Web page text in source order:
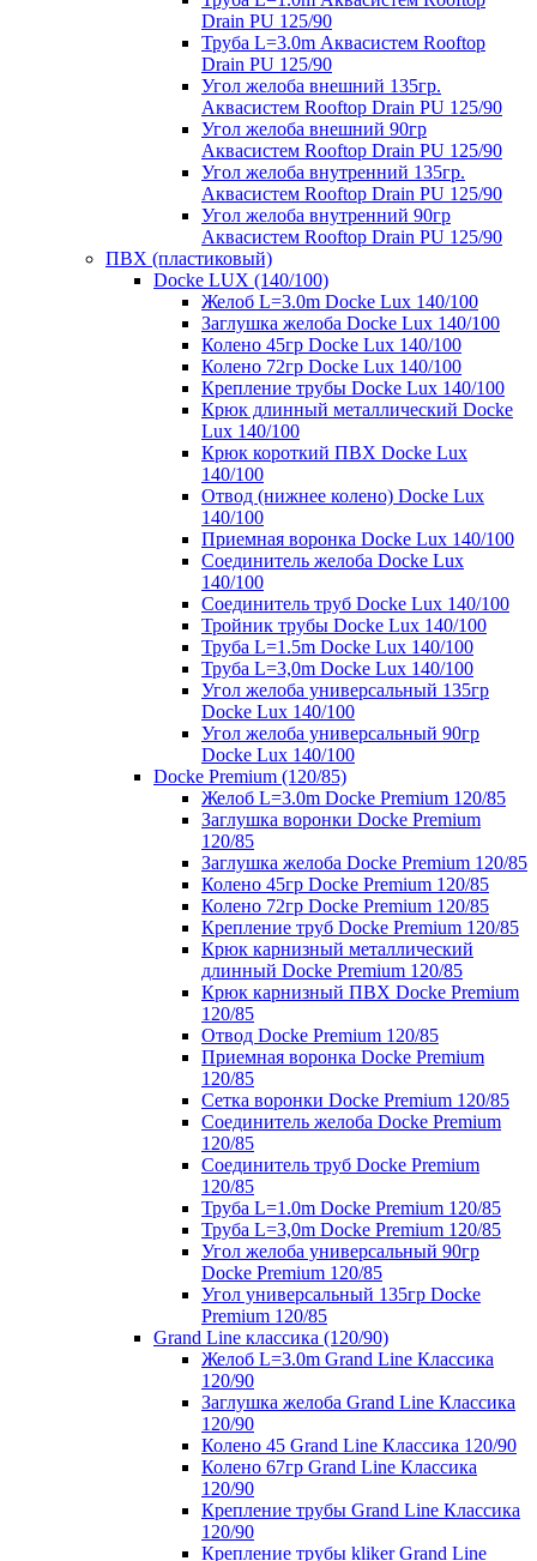
Drain PU 125/90
Труба L=3.0m Аквасистем Rooftop
Drain PU 125/90
Угол желоба внешний 135гр.
Аквасистем Rooftop Drain PU 125/90
Угол желоба внешний 90гр
Аквасистем Rooftop Drain PU 125/90
Угол желоба внутренний 135гр.
Аквасистем Rooftop Drain PU 125/90
Угол желоба внутренний 90гр
Аквасистем Rooftop Drain PU 125/90
ПВХ (пластиковый)
Docke LUX (140/100)
Желоб L=3.0m Docke Lux 140/100
Заглушка желоба Docke Lux 140/100
Колено 45гр Docke Lux 140/100
Колено 72гр Docke Lux 140/100
Крепление трубы Docke Lux 140/100
Крюк длинный металлический Docke
Lux 140/100
Крюк короткий ПВХ Docke Lux
140/100
Отвод (нижнее колено) Docke Lux
140/100
Приемная воронка Docke Lux 140/100
Соединитель желоба Docke Lux
140/100
Соединитель труб Docke Lux 140/100
Тройник трубы Docke Lux 140/100
Труба L=1.5m Docke Lux 140/100
Труба L=3,0m Docke Lux 140/100
Угол желоба универсальный 135гр
Docke Lux 140/100
Угол желоба универсальный 90гр
Docke Lux 140/100
Docke Premium (120/85)
Желоб L=3.0m Docke Premium 120/85
Заглушка воронки Docke Premium
120/85
Заглушка желоба Docke Premium 120/85
Колено 45гр Docke Premium 120/85
Колено 72гр Docke Premium 120/85
Крепление труб Docke Premium 120/85
Крюк карнизный металлический
длинный Docke Premium 120/85
Крюк карнизный ПВХ Docke Premium
120/85
Отвод Docke Premium 120/85
Приемная воронка Docke Premium
120/85
Сетка воронки Docke Premium 120/85
Соединитель желоба Docke Premium
120/85
Соединитель труб Docke Premium
120/85
Труба L=1.0m Docke Premium 120/85
Труба L=3,0m Docke Premium 120/85
Угол желоба универсальный 90гр
Docke Premium 120/85
Угол универсальный 135гр Docke
Premium 120/85
Grand Line классика (120/90)
Желоб L=3.0m Grand Line Классика
120/90
Заглушка желоба Grand Line Классика
120/90
Колено 45 Grand Line Классика 120/90
Колено 67гр Grand Line Классика
120/90
Крепление трубы Grand Line Классика
120/90
Крепление трубы kliker Grand Line